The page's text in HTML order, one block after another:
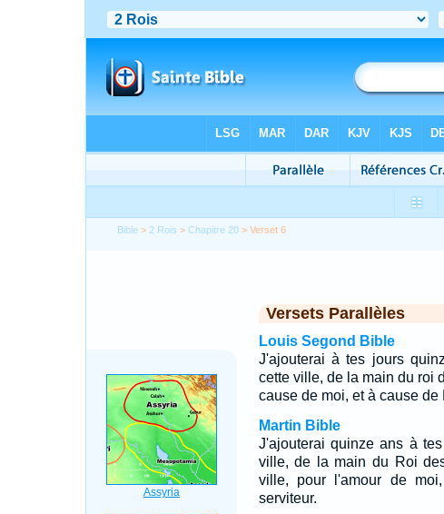
Bible > 2 Rois >Chapitre 20 > Verset 6
Versets Parallèles
Louis Segond Bible
J'ajouterai à tes jours
cette ville, de la main du roi
cause de moi, et à cause de
Martin Bible
J'ajouterai quinze ans à
ville, de la main du Roi
ville, pour l'amour de
serviteur.